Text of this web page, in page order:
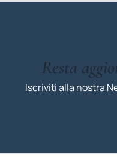
Resta
Iscriviti alla nostra